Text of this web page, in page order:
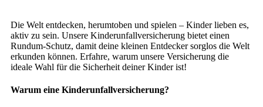
Die Welt entdecken, herumtoben und spielen – Kinder lieben es,
aktiv zu sein. Unsere Kinderunfallversicherung bietet einen
Rundum-Schutz, damit deine kleinen Entdecker sorglos die Welt
erkunden können. Erfahre, warum unsere Versicherung die
ideale Wahl für die Sicherheit deiner Kinder ist!
Warum eine Kinderunfallversicherung?